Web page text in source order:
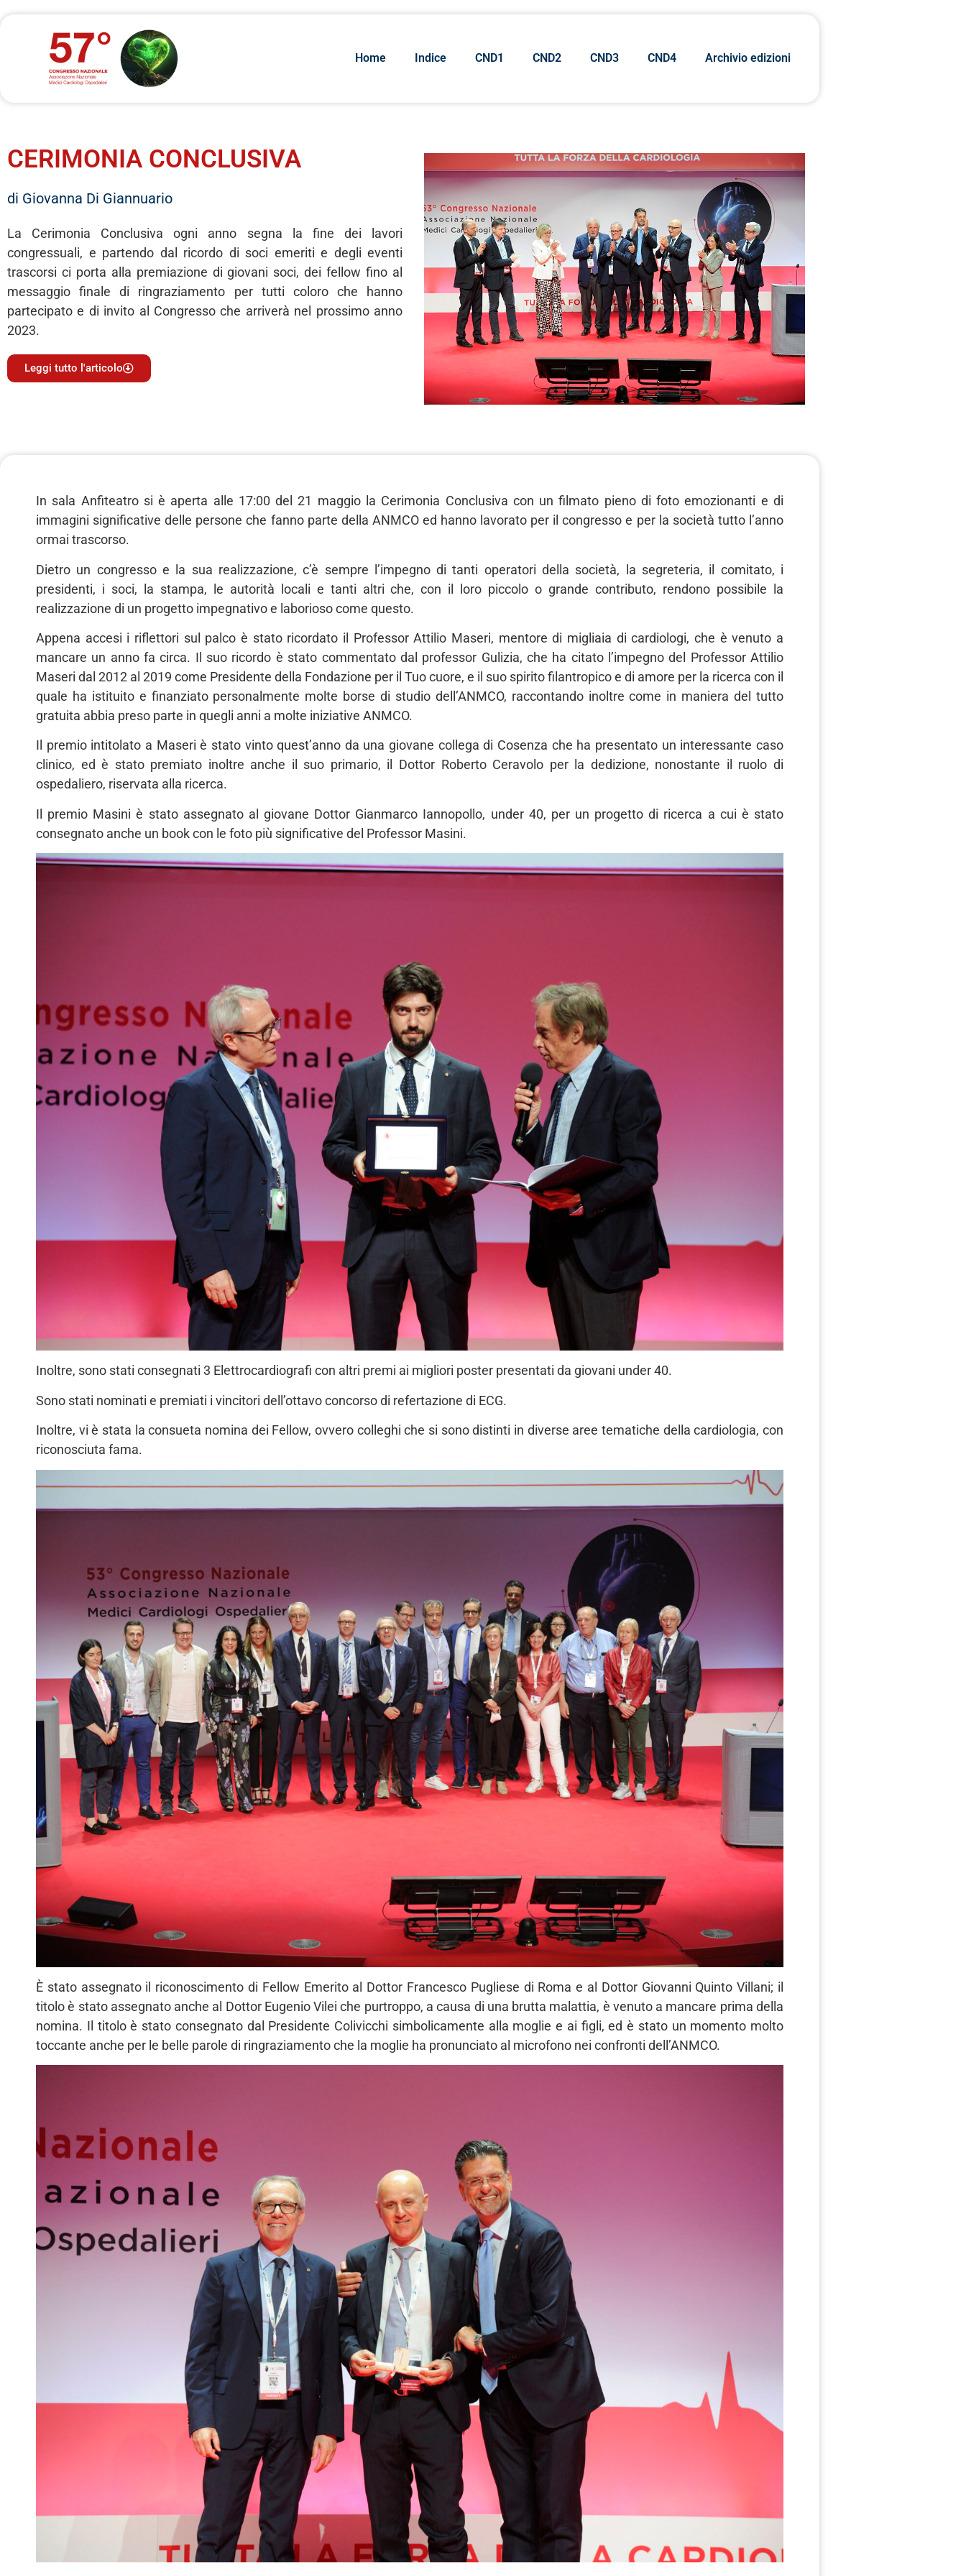
Home Indice CND1 CND2 CND3 CND4 Archivio edizioni
CERIMONIA CONCLUSIVA
di Giovanna Di Giannuario
La Cerimonia Conclusiva ogni anno segna la fine dei lavori
congressuali, e partendo dal ricordo di soci emeriti e degli eventi
trascorsi ci porta alla premiazione di giovani soci, dei fellow fino al
messaggio finale di ringraziamento per tutti coloro che hanno
partecipato e di invito al Congresso che arriverà nel prossimo anno
2023.
Leggi tutto l'articolo
In sala Anfiteatro si è aperta alle 17:00 del 21 maggio la Cerimonia Conclusiva con un filmato pieno di foto emozionanti e di
immagini significative delle persone che fanno parte della ANMCO ed hanno lavorato per il congresso e per la società tutto l’anno
ormai trascorso.
Dietro un congresso e la sua realizzazione, c’è sempre l’impegno di tanti operatori della società, la segreteria, il comitato, i
presidenti, i soci, la stampa, le autorità locali e tanti altri che, con il loro piccolo o grande contributo, rendono possibile la
realizzazione di un progetto impegnativo e laborioso come questo.
Appena accesi i riflettori sul palco è stato ricordato il Professor Attilio Maseri, mentore di migliaia di cardiologi, che è venuto a
mancare un anno fa circa. Il suo ricordo è stato commentato dal professor Gulizia, che ha citato l’impegno del Professor Attilio
Maseri dal 2012 al 2019 come Presidente della Fondazione per il Tuo cuore, e il suo spirito filantropico e di amore per la ricerca con il
quale ha istituito e finanziato personalmente molte borse di studio dell’ANMCO, raccontando inoltre come in maniera del tutto
gratuita abbia preso parte in quegli anni a molte iniziative ANMCO.
Il premio intitolato a Maseri è stato vinto quest’anno da una giovane collega di Cosenza che ha presentato un interessante caso
clinico, ed è stato premiato inoltre anche il suo primario, il Dottor Roberto Ceravolo per la dedizione, nonostante il ruolo di
ospedaliero, riservata alla ricerca.
Il premio Masini è stato assegnato al giovane Dottor Gianmarco Iannopollo, under 40, per un progetto di ricerca a cui è stato
consegnato anche un book con le foto più significative del Professor Masini.
Inoltre, sono stati consegnati 3 Elettrocardiografi con altri premi ai migliori poster presentati da giovani under 40.
Sono stati nominati e premiati i vincitori dell’ottavo concorso di refertazione di ECG.
Inoltre, vi è stata la consueta nomina dei Fellow, ovvero colleghi che si sono distinti in diverse aree tematiche della cardiologia, con
riconosciuta fama.
È stato assegnato il riconoscimento di Fellow Emerito al Dottor Francesco Pugliese di Roma e al Dottor Giovanni Quinto Villani; il
titolo è stato assegnato anche al Dottor Eugenio Vilei che purtroppo, a causa di una brutta malattia, è venuto a mancare prima della
nomina. Il titolo è stato consegnato dal Presidente Colivicchi simbolicamente alla moglie e ai figli, ed è stato un momento molto
toccante anche per le belle parole di ringraziamento che la moglie ha pronunciato al microfono nei confronti dell’ANMCO.